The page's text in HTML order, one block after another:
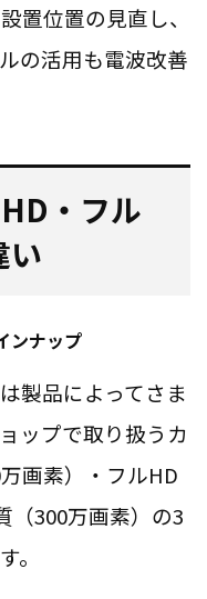
置位置の見直し、
の活用も電波改善
・フル
い
ンナップ
製品によってさま
ップで取り扱うカ
画素）・フルHD
（300万画素）の3
。